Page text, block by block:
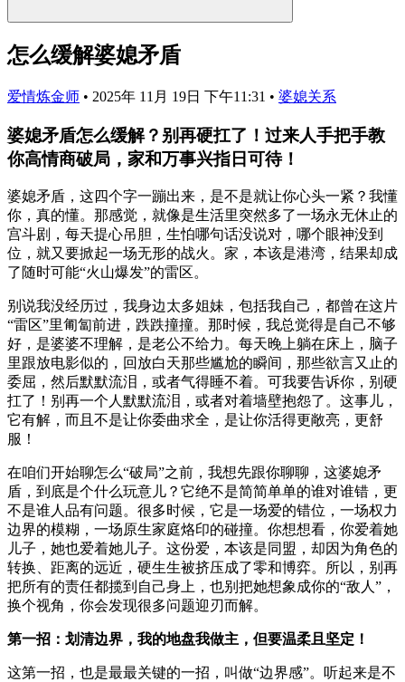
怎么缓解婆媳矛盾
爱情炼金师 • 2025年 11月 19日 下午11:31 • 婆媳关系
婆媳矛盾怎么缓解？别再硬扛了！过来人手把手教
你高情商破局，家和万事兴指日可待！
婆媳矛盾，这四个字一蹦出来，是不是就让你心头一紧？我懂
你，真的懂。那感觉，就像是生活里突然多了一场永无休止的
宫斗剧，每天提心吊胆，生怕哪句话没说对，哪个眼神没到
位，就又要掀起一场无形的战火。家，本该是港湾，结果却成
了随时可能“火山爆发”的雷区。
别说我没经历过，我身边太多姐妹，包括我自己，都曾在这片
“雷区”里匍匐前进，跌跌撞撞。那时候，我总觉得是自己不够
好，是婆婆不理解，是老公不给力。每天晚上躺在床上，脑子
里跟放电影似的，回放白天那些尴尬的瞬间，那些欲言又止的
委屈，然后默默流泪，或者气得睡不着。可我要告诉你，别硬
扛了！别再一个人默默流泪，或者对着墙壁抱怨了。这事儿，
它有解，而且不是让你委曲求全，是让你活得更敞亮，更舒
服！
在咱们开始聊怎么“破局”之前，我想先跟你聊聊，这婆媳矛
盾，到底是个什么玩意儿？它绝不是简简单单的谁对谁错，更
不是谁人品有问题。很多时候，它是一场爱的错位，一场权力
边界的模糊，一场原生家庭烙印的碰撞。你想想看，你爱着她
儿子，她也爱着她儿子。这份爱，本该是同盟，却因为角色的
转换、距离的远近，硬生生被挤压成了零和博弈。所以，别再
把所有的责任都揽到自己身上，也别把她想象成你的“敌人”，
换个视角，你会发现很多问题迎刃而解。
第一招：划清边界，我的地盘我做主，但要温柔且坚定！
这第一招，也是最最关键的一招，叫做“边界感”。听起来是不